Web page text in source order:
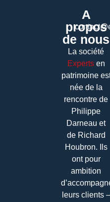
A
propos
de nous
La société
Expertsen
patrimoine
née de la
rencontre de
Philippe
Darneau et
de Richard
Houbron. Ils
ont pour
ambition
leurs clients –